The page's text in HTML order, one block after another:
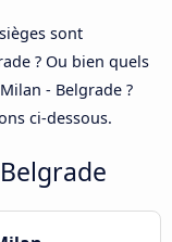
sont
? Ou bien quels
- Belgrade ?
ci-dessous.